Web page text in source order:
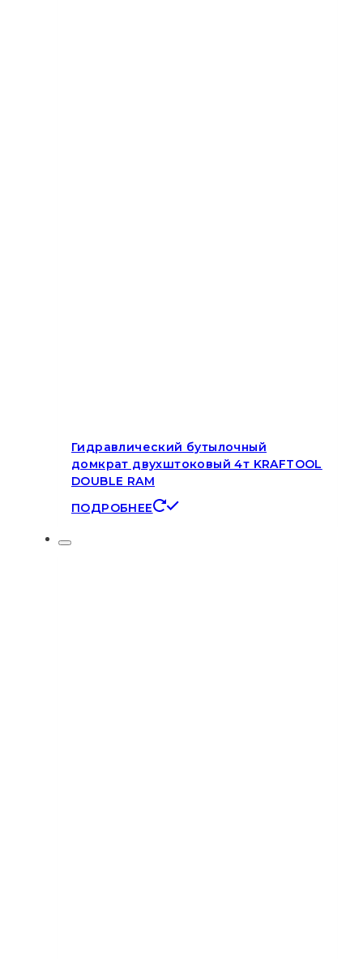
Гидравлический бутылочный
домкрат двухштоковый 4т KRAFTOOL
DOUBLE RAM
ПОДРОБНЕЕ